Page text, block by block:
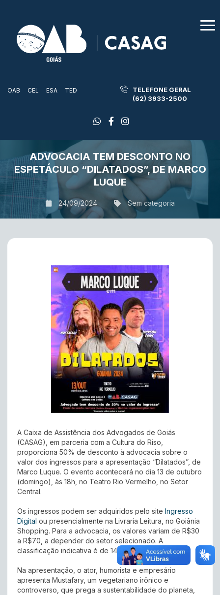
OAB CEL ESA TED
TELEFONE GERAL
(62) 3933-2500
ADVOCACIA TEM DESCONTO NO
ESPETÁCULO “DILATADOS”, DE MARCO
LUQUE
24/09/2024 Sem categoria
A Caixa de Assistência dos Advogados de Goiás
(CASAG), em parceria com a Cultura do Riso,
proporciona 50% de desconto à advocacia sobre o
valor dos ingressos para a apresentação “Dilatados”, de
Marco Luque. O evento acontecerá no dia 13 de outubro
(domingo), às 18h, no Teatro Rio Vermelho, no Setor
Central.
Os ingressos podem ser adquiridos pelo site Ingresso
Digital ou presencialmente na Livraria Leitura, no Goiânia
Shopping. Para a advocacia, os valores variam de R$30
a R$70, a depender do setor selecionado. A
classificação indicativa é de 14 anos.
Na apresentação, o ator, humorista e empresário
apresenta Mustafary, um vegetariano irônico e
controverso, que prega a sustentabilidade do planeta,